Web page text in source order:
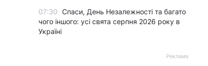
07:30 Спаси, День Незалежності та багато
чого іншого: усі свята серпня 2026 року в
Україні
Реклама